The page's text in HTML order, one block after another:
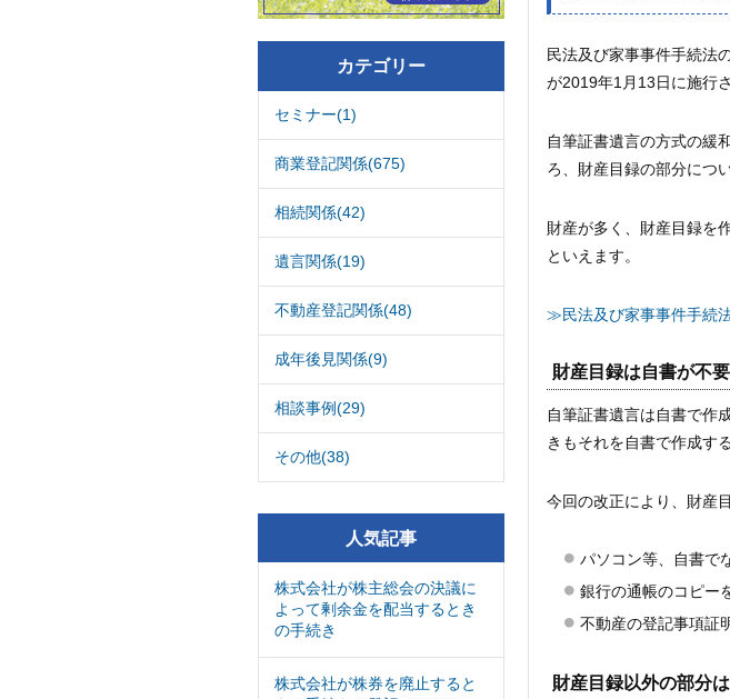
カテゴリー
セミナー(1)
商業登記関係(675)
相続関係(42)
遺言関係(19)
不動産登記関係(48)
成年後見関係(9)
相談事例(29)
その他(38)
人気記事
株式会社が株主総会の決議に
よって剰余金を配当するとき
の手続き
株式会社が株券を廃止すると
民法及び家事事件手続法
が2019年1月13日に施行
自筆証書遺言の方式の緩
ろ、財産目録の部分につ
財産が多く、財産目録を
といえます。
≫民法及び家事事件手続
財産目録は自書が不
自筆証書遺言は自書で作
きもそれを自書で作成す
今回の改正により、財産
パソコン等、自書で
銀行の通帳のコピー
不動産の登記事項証
財産目録以外の部分